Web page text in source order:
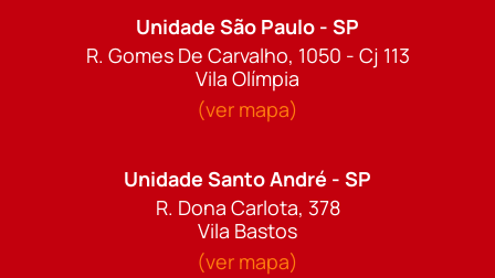
Unidade São Paulo - SP
R. Gomes De Carvalho, 1050 - Cj 113
Vila Olímpia
(ver mapa)
Unidade Santo André - SP
R. Dona Carlota, 378
Vila Bastos
(ver mapa)